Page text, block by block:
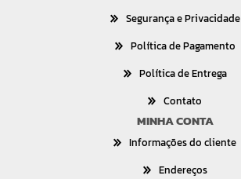
Segurança e Privacidade
Política de Pagamento
Política de Entrega
Contato
MINHA CONTA
Informações do cliente
Endereços